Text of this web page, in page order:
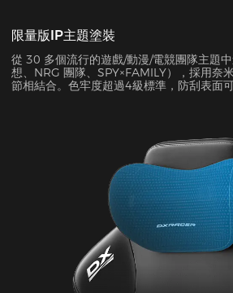
限量版IP主題塗裝
從 30 多個流行的遊戲/動漫/電競團隊主題
想、NRG 團隊、SPY×FAMILY），採用奈
節相結合。色牢度超過4級標準，防刮表面